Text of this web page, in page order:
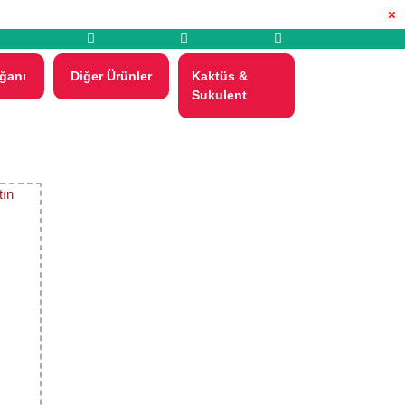
×
Diğer Ürünler
Kaktüs &
Sukulent